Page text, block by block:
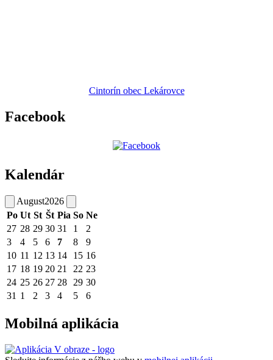
Cintorín obec Lekárovce
Facebook
Kalendár
August2026
Po Ut St Št Pia So Ne
27 28 29 30 31 1
2
3
4 5 6 7 8
9
10 11 12 13 14 15 16
17 18 19 20 21 22 23
24 25 26 27 28 29 30
31 1 2 3 4 5 6
Mobilná aplikácia